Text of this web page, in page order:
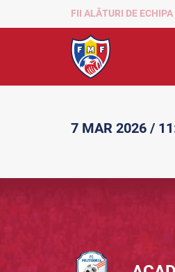
FII ALĂTURI DE ECHIPA
7 MAR 2026 /